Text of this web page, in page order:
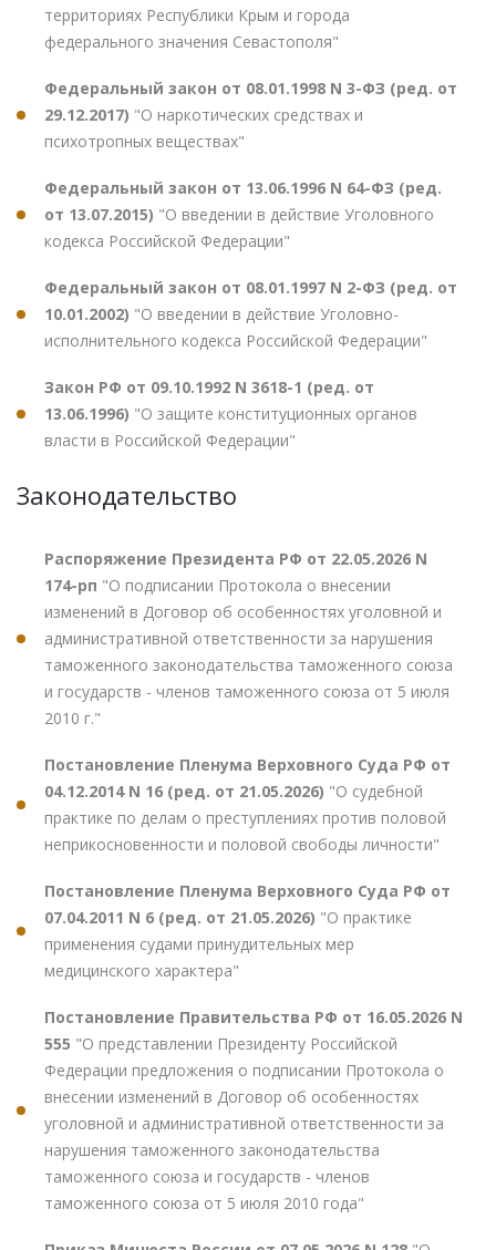
территориях Республики Крым и города
федерального значения Севастополя"
Федеральный закон от 08.01.1998 N 3-ФЗ (ред. от
29.12.2017) "О наркотических средствах и
психотропных веществах"
Федеральный закон от 13.06.1996 N 64-ФЗ (ред.
от 13.07.2015) "О введении в действие Уголовного
кодекса Российской Федерации"
Федеральный закон от 08.01.1997 N 2-ФЗ (ред. от
10.01.2002) "О введении в действие Уголовно-
исполнительного кодекса Российской Федерации"
Закон РФ от 09.10.1992 N 3618-1 (ред. от
13.06.1996) "О защите конституционных органов
власти в Российской Федерации"
Законодательство
Распоряжение Президента РФ от 22.05.2026 N
174-рп "О подписании Протокола о внесении
изменений в Договор об особенностях уголовной и
административной ответственности за нарушения
таможенного законодательства таможенного союза
и государств - членов таможенного союза от 5 июля
2010 г."
Постановление Пленума Верховного Суда РФ от
04.12.2014 N 16 (ред. от 21.05.2026) "О судебной
практике по делам о преступлениях против половой
неприкосновенности и половой свободы личности"
Постановление Пленума Верховного Суда РФ от
07.04.2011 N 6 (ред. от 21.05.2026) "О практике
применения судами принудительных мер
медицинского характера"
Постановление Правительства РФ от 16.05.2026 N
555 "О представлении Президенту Российской
Федерации предложения о подписании Протокола о
внесении изменений в Договор об особенностях
уголовной и административной ответственности за
нарушения таможенного законодательства
таможенного союза и государств - членов
таможенного союза от 5 июля 2010 года"